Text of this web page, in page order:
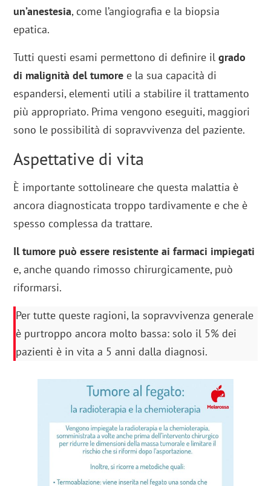
un’anestesia, come l’angiografia e la biopsia
epatica.
Tutti questi esami permettono di definire ilgrado
di malignità del tumore e la sua capacità di
espandersi, elementi utili a stabilire il trattamento
più appropriato. Prima vengono eseguiti, maggiori
sono le possibilità di sopravvivenza del paziente.
Aspettative di vita
È importante sottolineare che questa malattia è
ancora diagnosticata troppo tardivamente e che è
spesso complessa da trattare.
Il tumore può essere resistente ai farmaci impiegati
e, anche quando rimosso chirurgicamente, può
riformarsi.
Per tutte queste ragioni, la sopravvivenza generale
è purtroppo ancora molto bassa: solo il 5% dei
pazienti è in vita a 5 anni dalla diagnosi.